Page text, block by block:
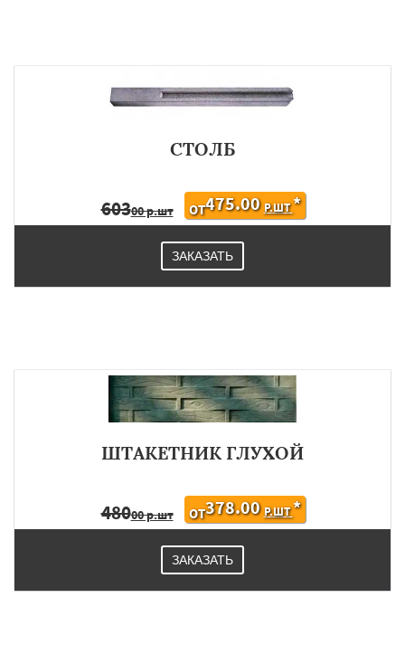
СТОЛБ
60300 р.шт ОТ475.00 Р.ШТ*
ЗАКАЗАТЬ
ШТАКЕТНИК ГЛУХОЙ
48000 р.шт ОТ378.00 Р.ШТ*
ЗАКАЗАТЬ